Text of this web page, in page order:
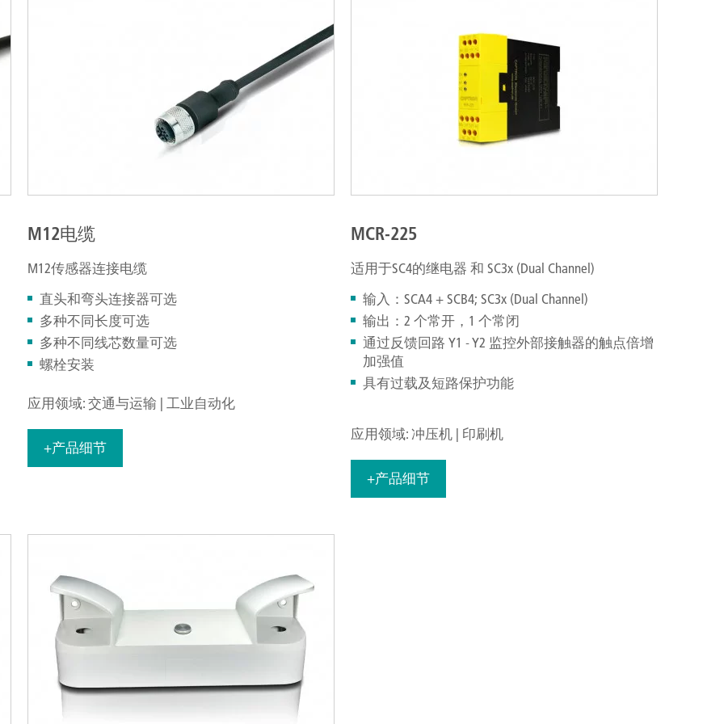
M12电缆
M12传感器连接电缆
直头和弯头连接器可选
多种不同长度可选
多种不同线芯数量可选
螺栓安装
应用领域: 交通与运输 | 工业自动化
+产品细节
MCR-225
适用于SC4的继电器 和 SC3x (Dual Channel)
输入：SCA4 + SCB4; SC3x (Dual Channel)
输出：2 个常开，1 个常闭
通过反馈回路 Y1 - Y2 监控外部接触器的触点倍增
加强值
具有过载及短路保护功能
应用领域: 冲压机 | 印刷机
+产品细节